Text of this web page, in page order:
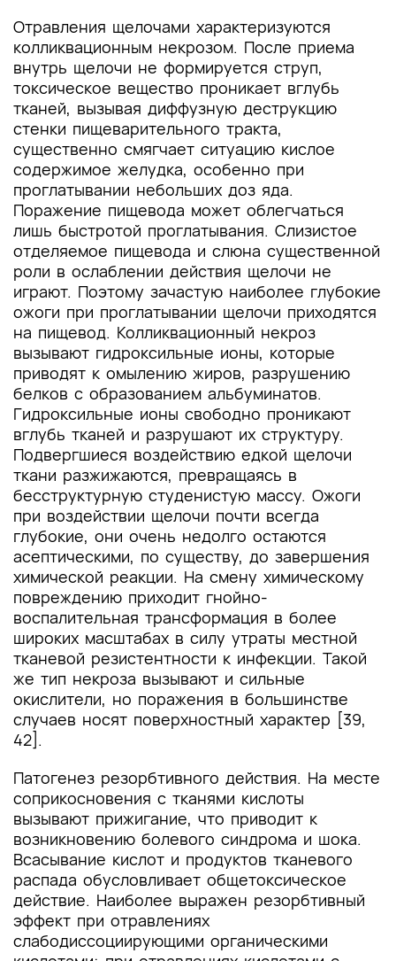
Отравления щелочами характеризуются
колликвационным некрозом. После приема
внутрь щелочи не формируется струп,
токсическое вещество проникает вглубь
тканей, вызывая диффузную деструкцию
стенки пищеварительного тракта,
существенно смягчает ситуацию кислое
содержимое желудка, особенно при
проглатывании небольших доз яда.
Поражение пищевода может облегчаться
лишь быстротой проглатывания. Слизистое
отделяемое пищевода и слюна существенной
роли в ослаблении действия щелочи не
играют. Поэтому зачастую наиболее глубокие
ожоги при проглатывании щелочи приходятся
на пищевод. Колликвационный некроз
вызывают гидроксильные ионы, которые
приводят к омылению жиров, разрушению
белков с образованием альбуминатов.
Гидроксильные ионы свободно проникают
вглубь тканей и разрушают их структуру.
Подвергшиеся воздействию едкой щелочи
ткани разжижаются, превращаясь в
бесструктурную студенистую массу. Ожоги
при воздействии щелочи почти всегда
глубокие, они очень недолго остаются
асептическими, по существу, до завершения
химической реакции. На смену химическому
повреждению приходит гнойно-
воспалительная трансформация в более
широких масштабах в силу утраты местной
тканевой резистентности к инфекции. Такой
же тип некроза вызывают и сильные
окислители, но поражения в большинстве
случаев носят поверхностный характер [39,
42].
Патогенез резорбтивного действия. На месте
соприкосновения с тканями кислоты
вызывают прижигание, что приводит к
возникновению болевого синдрома и шока.
Всасывание кислот и продуктов тканевого
распада обусловливает общетоксическое
действие. Наиболее выражен резорбтивный
эффект при отравлениях
слабодиссоциирующими органическими